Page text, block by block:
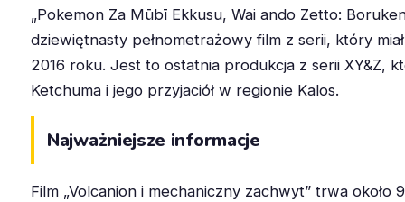
„Pokemon Za Mūbī Ekkusu, Wai ando Zetto:
dziewiętnasty pełnometrażowy film z serii, który
2016 roku. Jest to ostatnia produkcja z serii XY&Z,
Ketchuma i jego przyjaciół w regionie Kalos.
Najważniejsze informacje
Film „Volcanion i mechaniczny zachwyt” trwa około